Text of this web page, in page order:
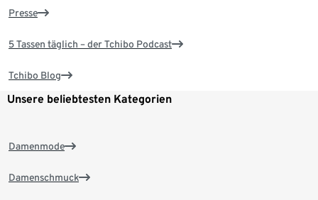
Presse
5 Tassen täglich – der Tchibo Podcast
Tchibo Blog
Unsere beliebtesten Kategorien
Damenmode
Damenschmuck